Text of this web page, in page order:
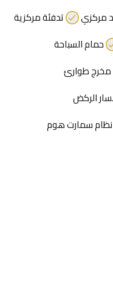
مركزي
تدفئة مركزية
حمام السباحة
مخرج طوارئ
الركض
نظام سمارت هوم